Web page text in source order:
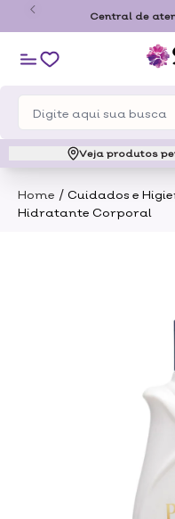
Central de
Veja produtos
Home / Cuidados e
Hidratante Corporal